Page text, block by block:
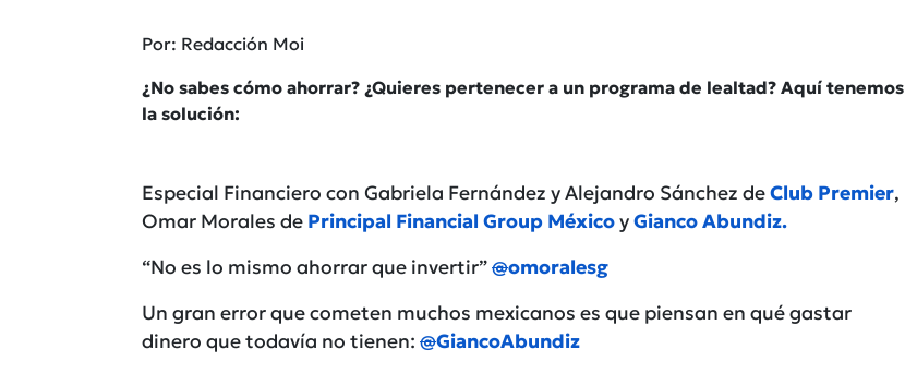
Por: Redacción Moi
¿No sabes cómo ahorrar? ¿Quieres pertenecer a un programa de lealtad? Aquí tenemos
la solución:
Especial Financiero con Gabriela Fernández y Alejandro Sánchez deClub Premier,
Omar Morales de Principal Financial Group MéxicoyGianco Abundiz.
“No es lo mismo ahorrar que invertir”@omoralesg
Un gran error que cometen muchos mexicanos es que piensan en qué gastar
dinero que todavía no tienen: @GiancoAbundiz